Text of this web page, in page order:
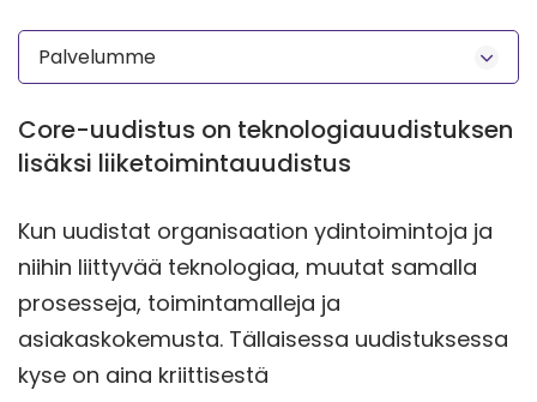
Palvelumme
Core-uudistus on teknologiauudistuksen
lisäksi liiketoimintauudistus
Kun uudistat organisaation ydintoimintoja ja
niihin liittyvää teknologiaa, muutat samalla
prosesseja, toimintamalleja ja
asiakaskokemusta. Tällaisessa uudistuksessa
kyse on aina kriittisestä